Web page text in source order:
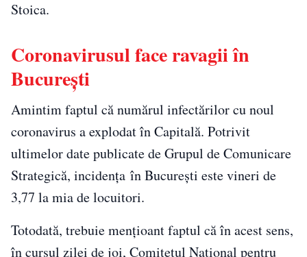
Stoica.
Coronavirusul face ravagii în
București
Amintim faptul că numărul infectărilor cu noul
coronavirus a explodat în Capitală. Potrivit
ultimelor date publicate de Grupul de Comunicare
Strategică, incidența în București este vineri de
3,77 la mia de locuitori.
Totodată, trebuie mențioant faptul că în acest sens,
în cursul zilei de joi, Comitetul Naţional pentru